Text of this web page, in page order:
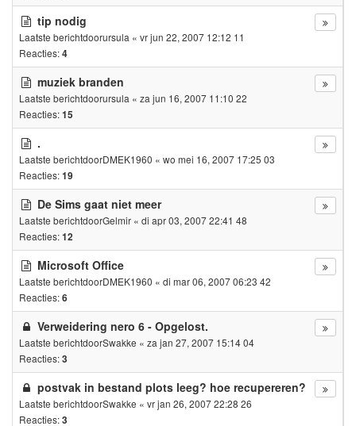
tip nodig
Laatste berichtdoorursula « vr jun 22, 2007 12:12 11
Reacties:4
muziek branden
Laatste berichtdoorursula « za jun 16, 2007 11:10 22
Reacties:15
.
Laatste berichtdoorDMEK1960 « wo mei 16, 2007 17:25 03
Reacties:19
De Sims gaat niet meer
Laatste berichtdoorGelmir « di apr 03, 2007 22:41 48
Reacties:12
Microsoft Office
Laatste berichtdoorDMEK1960 « di mar 06, 2007 06:23 42
Reacties:6
Verweidering nero 6 - Opgelost.
Laatste berichtdoorSwakke « za jan 27, 2007 15:14 04
Reacties:3
postvak in bestand plots leeg? hoe recupereren?
Laatste berichtdoorSwakke « vr jan 26, 2007 22:28 26
Reacties:3